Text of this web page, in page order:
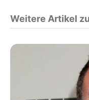
Weitere Artikel